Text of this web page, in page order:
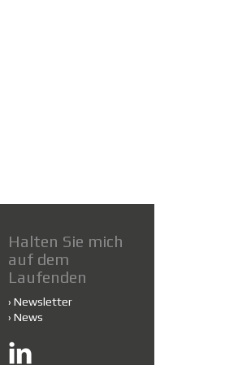
Halten Sie mich
auf dem
Laufenden
› Newsletter
› News